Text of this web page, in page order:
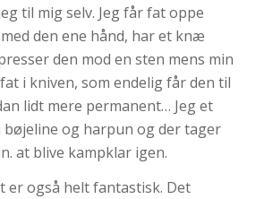
til mig selv. Jeg får fat oppe
den ene hånd, har et knæ
den mod en sten mens min
i kniven, som endelig får den til
lidt mere permanent… Jeg et
og harpun og der tager
at blive kampklar igen.
er også helt fantastisk. Det